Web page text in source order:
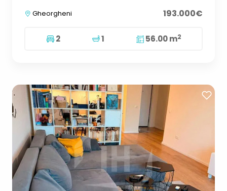
Gheorgheni 193.000€
2 1 56.00 m2